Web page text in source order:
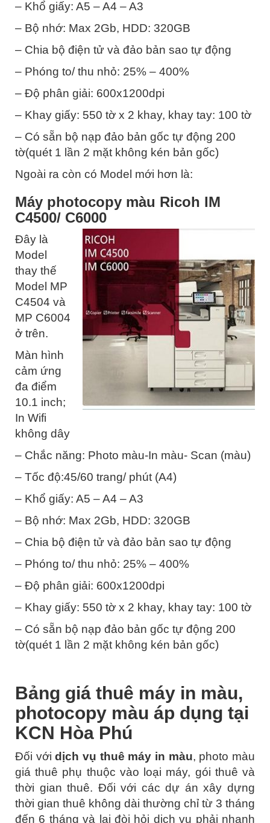
– Khổ giấy: A5 – A4 – A3
– Bộ nhớ: Max 2Gb, HDD: 320GB
– Chia bộ điện tử và đảo bản sao tự động
– Phóng to/ thu nhỏ: 25% – 400%
– Độ phân giải: 600x1200dpi
– Khay giấy: 550 tờ x 2 khay, khay tay: 100 tờ
– Có sẵn bộ nạp đảo bản gốc tự động 200
tờ(quét 1 lần 2 mặt không kén bản gốc)
Ngoài ra còn có Model mới hơn là:
Máy photocopy màu Ricoh IM
C4500/ C6000
Đây là
Model
thay thế
Model MP
C4504 và
MP C6004
ở trên.
Màn hình
cảm ứng
đa điểm
10.1 inch;
In Wifi
không dây
– Chắc năng: Photo màu-In màu- Scan (màu)
– Tốc độ:45/60 trang/ phút (A4)
– Khổ giấy: A5 – A4 – A3
– Bộ nhớ: Max 2Gb, HDD: 320GB
– Chia bộ điện tử và đảo bản sao tự động
– Phóng to/ thu nhỏ: 25% – 400%
– Độ phân giải: 600x1200dpi
– Khay giấy: 550 tờ x 2 khay, khay tay: 100 tờ
– Có sẵn bộ nạp đảo bản gốc tự động 200
tờ(quét 1 lần 2 mặt không kén bản gốc)
Bảng giá thuê máy in màu,
photocopy màu áp dụng tại
KCN Hòa Phú
Đối vớidịch vụ thuê máy in màu, photo màu
giá thuê phụ thuộc vào loại máy, gói thuê và
thời gian thuê. Đối với các dự án xây dựng
thời gian thuê không dài thường chỉ từ 3 tháng
đến 6 tháng và lại đòi hỏi dịch vụ phải nhanh